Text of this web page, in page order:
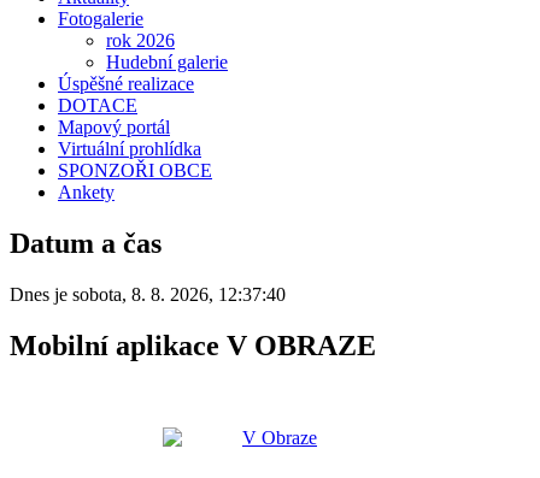
Fotogalerie
rok 2026
Hudební galerie
Úspěšné realizace
DOTACE
Mapový portál
Virtuální prohlídka
SPONZOŘI OBCE
Ankety
Datum a čas
Dnes je sobota, 8. 8. 2026, 12:37:40
Mobilní aplikace V OBRAZE